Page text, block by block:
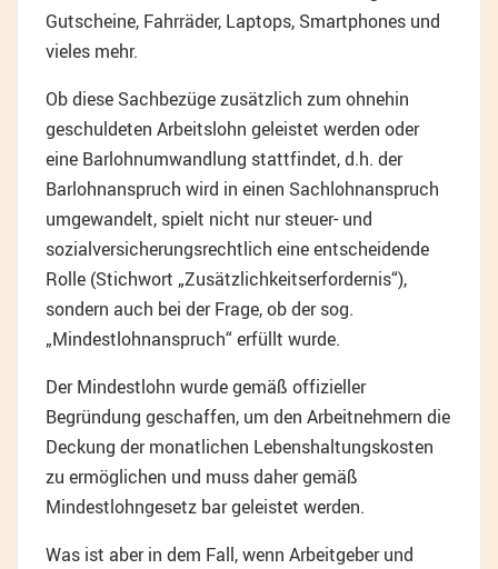
Gutscheine, Fahrräder, Laptops, Smartphones und
vieles mehr.
Ob diese Sachbezüge zusätzlich zum ohnehin
geschuldeten Arbeitslohn geleistet werden oder
eine Barlohnumwandlung stattfindet, d.h. der
Barlohnanspruch wird in einen Sachlohnanspruch
umgewandelt, spielt nicht nur steuer- und
sozialversicherungsrechtlich eine entscheidende
Rolle (Stichwort „Zusätzlichkeitserfordernis“),
sondern auch bei der Frage, ob der sog.
„Mindestlohnanspruch“ erfüllt wurde.
Der Mindestlohn wurde gemäß offizieller
Begründung geschaffen, um den Arbeitnehmern die
Deckung der monatlichen Lebenshaltungskosten
zu ermöglichen und muss daher gemäß
Mindestlohngesetz bar geleistet werden.
Was ist aber in dem Fall, wenn Arbeitgeber und